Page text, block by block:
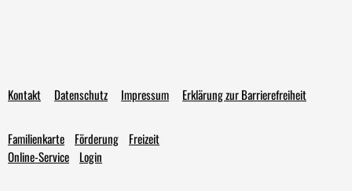
Kontakt Datenschutz Impressum Erklärung zur Barrierefreiheit
Familienkarte Förderung
Freizeit
Online-Service
Login